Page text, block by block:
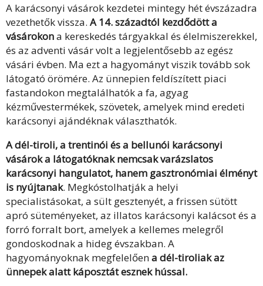
A karácsonyi vásárok kezdetei mintegy hét évszázadra
vezethetők vissza. A 14. századtól kezdődött a
vásárokona kereskedés tárgyakkal és élelmiszerekkel,
és az adventi vásár volt a legjelentősebb az egész
vásári évben. Ma ezt a hagyományt viszik tovább sok
látogató örömére. Az ünnepien feldíszített piaci
fastandokon megtalálhatók a fa, agyag
kézművestermékek, szövetek, amelyek mind eredeti
karácsonyi ajándéknak választhatók.
A dél-tiroli, a trentinói és a bellunói karácsonyi
vásárok a látogatóknak nemcsak varázslatos
karácsonyi hangulatot, hanem gasztronómiai élményt
is nyújtanak. Megkóstolhatják a helyi
specialistásokat, a sült gesztenyét, a frissen sütött
apró süteményeket, az illatos karácsonyi kalácsot és a
forró forralt bort, amelyek a kellemes melegről
gondoskodnak a hideg évszakban. A
hagyományoknak megfelelőena dél-tiroliak az
ünnepek alatt káposztát esznek hússal.